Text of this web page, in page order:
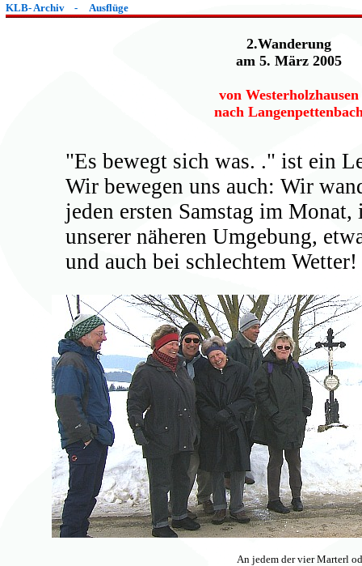
KLB-Archiv - Ausflüge
2.Wanderung
am 5. März 2005
von Westerholzhausen
nach
"Es bewegt sich was. ." ist ein
Wir bewegen uns auch: Wir
jeden ersten Samstag im
unserer näheren Umgebung,
und auch bei schlechtem
An jedem der vier Marterl